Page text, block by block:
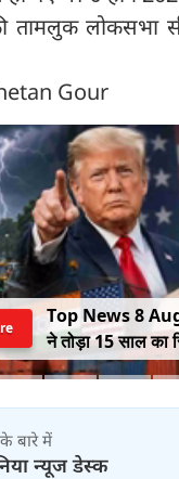
तामलुक लोकसभा
Gour
Top News 8
ने तोड़ा 15 साल का
100% टैरिफ का
बारे में
न्यूज डेस्क